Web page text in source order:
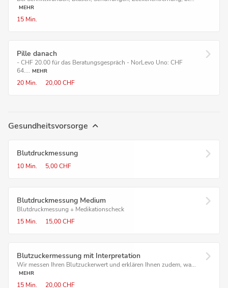
MEHR
15 Min.
Pille danach
- CHF 20.00 für das Beratungsgespräch - NorLevo Uno: CHF
64.... MEHR
20 Min. 20,00 CHF
Gesundheitsvorsorge
Blutdruckmessung
10 Min. 5,00 CHF
Blutdruckmessung Medium
Blutdruckmessung + Medikationscheck
15 Min.
15,00 CHF
Blutzucker­messung mit Interpretation
Wir messen Ihren Blutzuckerwert und erklären Ihnen zudem, wa...
MEHR
15 Min. 20,00 CHF